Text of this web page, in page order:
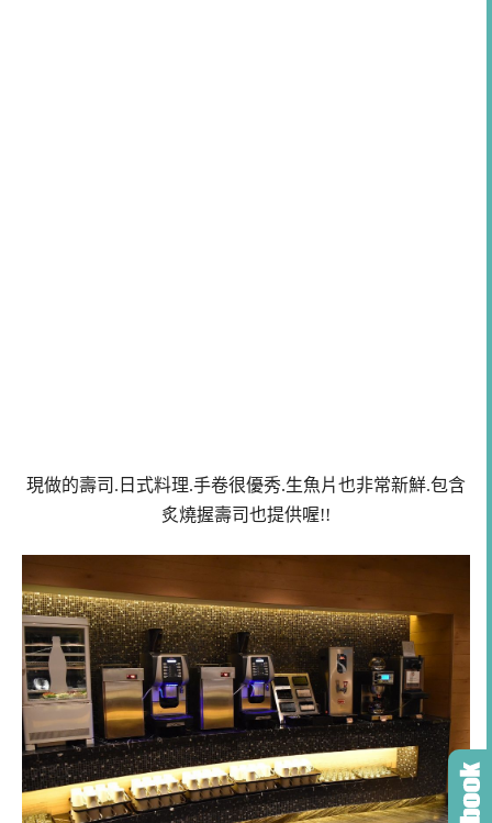
現做的壽司.日式料理.手卷很優秀.生魚片也非常新鮮.包含
炙燒握壽司也提供喔!!